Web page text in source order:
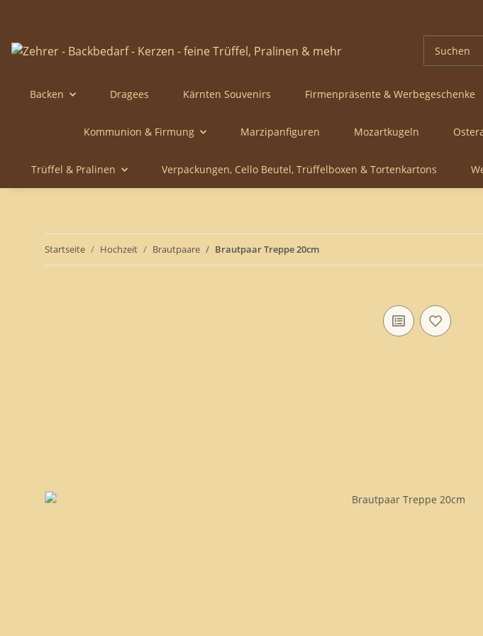
Backen Dragees Kärnten Souvenirs Firmenpräsente & Werbegeschenke
Kommunion & Firmung Marzipanfiguren Mozartkugeln
Trüffel & Pralinen Verpackungen, Cello Beutel, Trüffelboxen & Tortenkartons
Startseite Hochzeit Brautpaare Brautpaar Treppe 20cm